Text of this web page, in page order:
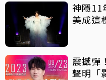
神隱11
美成這
震撼彈
聲明「